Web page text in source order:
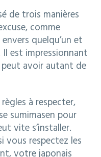
de trois manières
comme
quelqu’un et
est impressionnant
avoir autant de
à respecter,
sumimasen pour
vite s’installer.
vous respectez les
votre japonais